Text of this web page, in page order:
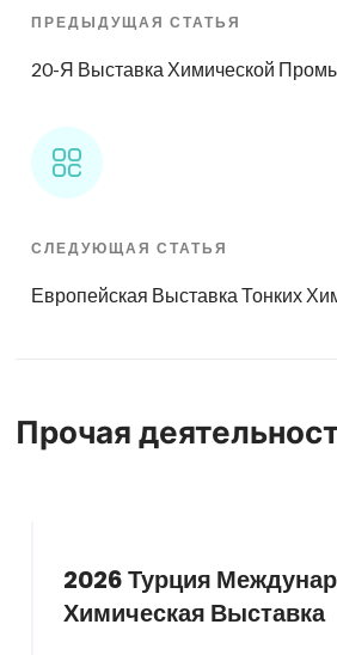
ПРЕДЫДУЩАЯ СТАТЬЯ
СЛЕДУЮЩАЯ СТАТЬЯ
Прочая
2026 Турция
Химическая Выставка